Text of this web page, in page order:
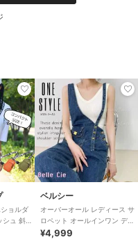
ョルダ
ュ 斜め
水 レデ
ベルシー
オーバーオール レディース サ
ロペット オールインワン デニ
ムサロペット アシメショルダ
¥4,999